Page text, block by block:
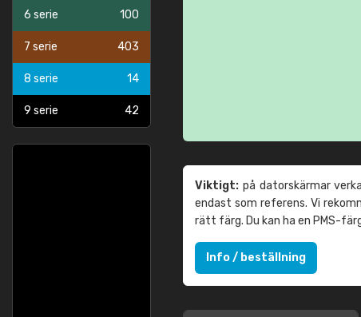
6 serie 100
7 serie 403
8 serie 14
9 serie 42
Viktigt: på datorskärmar
endast som referens. Vi
rätt färg. Du kan ha en PMS-
Info / beställning